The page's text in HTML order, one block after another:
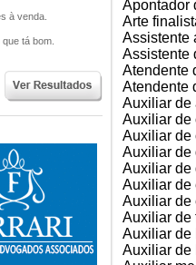
à venda.
tá bom.
Apontador
Arte
Assistente
Assistente
Atendente
Atendente
Auxiliar de
Auxiliar de
Auxiliar de
Auxiliar de
Auxiliar de
Auxiliar de
Auxiliar de
Auxiliar de
Auxiliar de
Auxiliar de